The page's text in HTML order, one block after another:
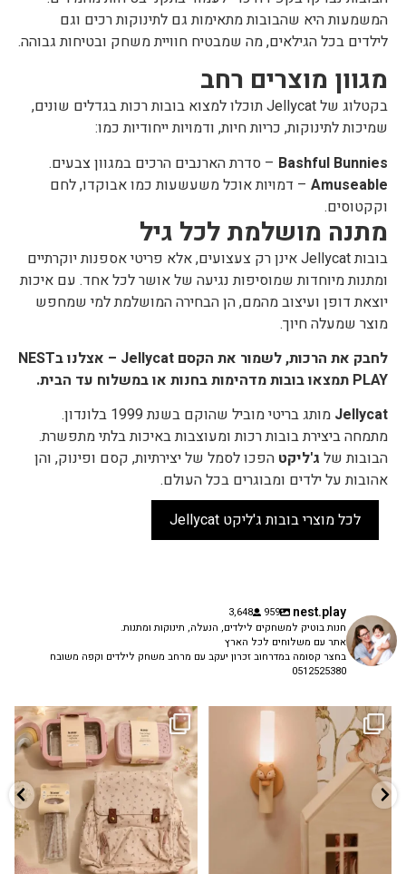
המשמעות היא שהבובות מתאימות גם לתינוקות רכים וגם
לילדים בכל הגילאים, מה שמבטיח חוויית משחק ובטיחות גבוהה.
מגוון מוצרים רחב
בקטלוג של Jellycat תוכלו למצוא בובות רכות בגדלים שונים,
שמיכות לתינוקות, כריות חיות, ודמויות ייחודיות כמו:
Bashful Bunnies – סדרת הארנבים הרכים במגוון צבעים.
Amuseable – דמויות אוכל משעשעות כמו אבוקדו, לחם
וקקטוסים.
מתנה מושלמת לכל גיל
בובות Jellycat אינן רק צעצועים, אלא פריטי אספנות יוקרתיים
ומתנות מיוחדות שמוסיפות נגיעה של אושר לכל אחד. עם איכות
יוצאת דופן ועיצוב מהמם, הן הבחירה המושלמת למי שמחפש
מוצר שמעלה חיוך.
לחבק את הרכות, לשמור את הקסם Jellycat – אצלנו בNEST
PLAY תמצאו בובות מדהימות בחנות או במשלוח עד הבית.
Jellycat
מותג בריטי מוביל שהוקם בשנת 1999 בלונדון.
מתמחה ביצירת בובות רכות ומעוצבות באיכות בלתי מתפשרת.
הבובות של ג'ליקט הפכו לסמל של יצירתיות, קסם ופינוק, והן
אהובות על ילדים ומבוגרים בכל העולם.
לכל מוצרי בובות ג'ליקט Jellycat
nest.play
959
3,648
חנות בוטיק למשחקים לילדים, הנעלה, תינוקות ומתנות.
אתר עם משלוחים לכל הארץ
בחצר קסומה במדרחוב זכרון יעקב עם מרחב משחק לילדים וקפה משובח
0512525380
✨ חוזרים למסגרת בסטייל! ✨
הקולקציה החדשה...
9 4
גם פריט עיצובי לחדר, גם מנורת לילה
...
3 0